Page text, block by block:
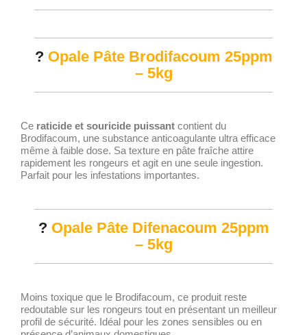
? Opale Pâte Brodifacoum 25ppm
– 5kg
Ce raticide et souricide puissant contient du
Brodifacoum, une substance anticoagulante ultra efficace
même à faible dose. Sa texture en pâte fraîche attire
rapidement les rongeurs et agit en une seule ingestion.
Parfait pour les infestations importantes.
? Opale Pâte Difenacoum 25ppm
– 5kg
Moins toxique que le Brodifacoum, ce produit reste
redoutable sur les rongeurs tout en présentant un meilleur
profil de sécurité. Idéal pour les zones sensibles ou en